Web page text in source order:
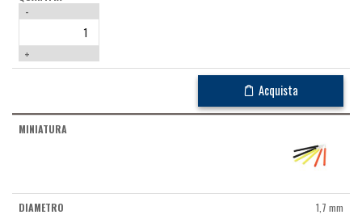
-
+
Acquista
1,7 mm